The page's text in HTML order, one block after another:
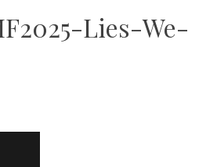
Lies-We-